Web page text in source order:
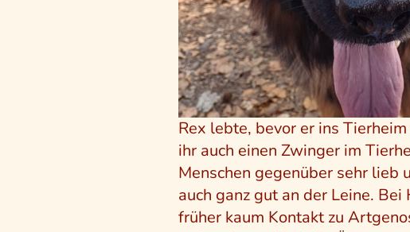
Rex lebte, bevor er ins
ihr auch einen Zwinger im
Menschen gegenüber sehr lieb
auch ganz gut an der Leine.
früher kaum Kontakt zu